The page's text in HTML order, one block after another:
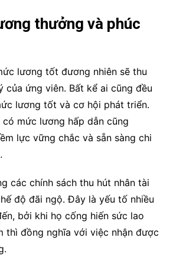
thưởng và phúc
lương tốt đương nhiên sẽ thu
của ứng viên. Bất kể ai cũng đều
lương tốt và cơ hội phát triển.
có mức lương hấp dẫn cũng
lực vững chắc và sẵn sàng chi
các chính sách thu hút nhân tài
độ đãi ngộ. Đây là yếu tố nhiều
bởi khi họ cống hiến sức lao
thì đồng nghĩa với việc nhận được